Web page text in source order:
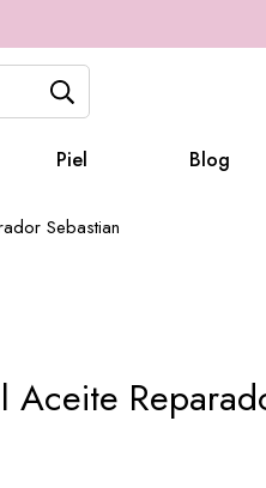
Piel Blog
Sebastian
Aceite